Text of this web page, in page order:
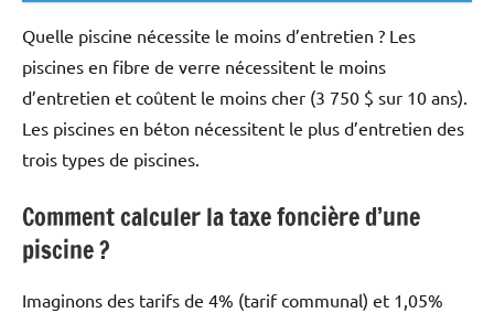
Quelle piscine nécessite le moins d’entretien ? Les
piscines en fibre de verre nécessitent le moins
d’entretien et coûtent le moins cher (3 750 $ sur 10 ans).
Les piscines en béton nécessitent le plus d’entretien des
trois types de piscines.
Comment calculer la taxe foncière d’une
piscine ?
Imaginons des tarifs de 4% (tarif communal) et 1,05%